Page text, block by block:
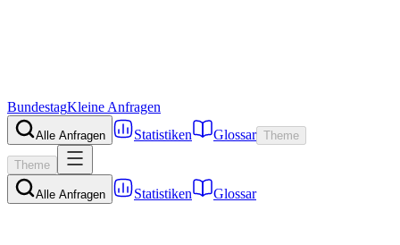
BundestagKleine Anfragen
Alle Anfragen Statistiken Glossar Theme
Theme
Alle Anfragen Statistiken Glossar